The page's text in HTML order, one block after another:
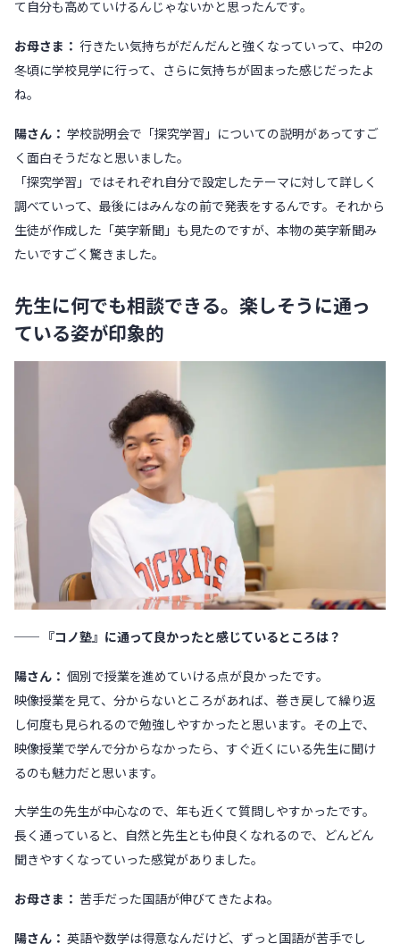
て自分も高めていけるんじゃないかと思ったんです。
お母さま： 行きたい気持ちがだんだんと強くなっていって、中2の
冬頃に学校見学に行って、さらに気持ちが固まった感じだったよ
ね。
陽さん： 学校説明会で「探究学習」についての説明があってすご
く面白そうだなと思いました。
「探究学習」ではそれぞれ自分で設定したテーマに対して詳しく
調べていって、最後にはみんなの前で発表をするんです。それから
生徒が作成した「英字新聞」も見たのですが、本物の英字新聞み
たいですごく驚きました。
先生に何でも相談できる。楽しそうに通っ
ている姿が印象的
── 『コノ塾』に通って良かったと感じているところは？
陽さん： 個別で授業を進めていける点が良かったです。
映像授業を見て、分からないところがあれば、巻き戻して繰り返
し何度も見られるので勉強しやすかったと思います。その上で、
映像授業で学んで分からなかったら、すぐ近くにいる先生に聞け
るのも魅力だと思います。
大学生の先生が中心なので、年も近くて質問しやすかったです。
長く通っていると、自然と先生とも仲良くなれるので、どんどん
聞きやすくなっていった感覚がありました。
お母さま： 苦手だった国語が伸びてきたよね。
陽さん： 英語や数学は得意なんだけど、ずっと国語が苦手でし